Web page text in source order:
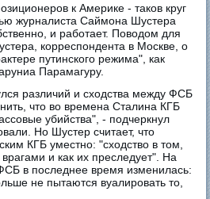
к Америке - таков круг
журналиста Саймона Шустера
и работает. Поводом для
корреспондента в Москве, о
путинского режима", как
Парамагуру.
различий и сходства между ФСБ
что во времена Сталина КГБ
убийства", - подчеркнул
Но Шустер считает, что
КГБ уместно: "сходство в том,
и как их преследует". На
в последнее время изменилась:
не пытаются вуалировать то,